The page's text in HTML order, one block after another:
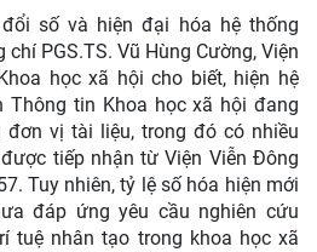
số và hiện đại hóa hệ thống
chí PGS.TS. Vũ Hùng Cường, Viện
học xã hộicho biết, hiện hệ
Thông tin Khoa học xã hội đang
đơn vị tài liệu, trong đó có nhiều
tiếp nhận từ Viện Viễn Đông
Tuy nhiên, tỷ lệ số hóa hiện mới
đáp ứng yêu cầu nghiên cứu
tuệ nhân tạo trong khoa học xã